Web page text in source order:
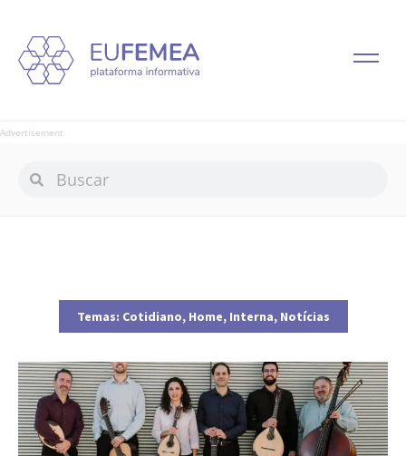
Advertisement
Temas: Cotidiano, Home, Interna, Notícias